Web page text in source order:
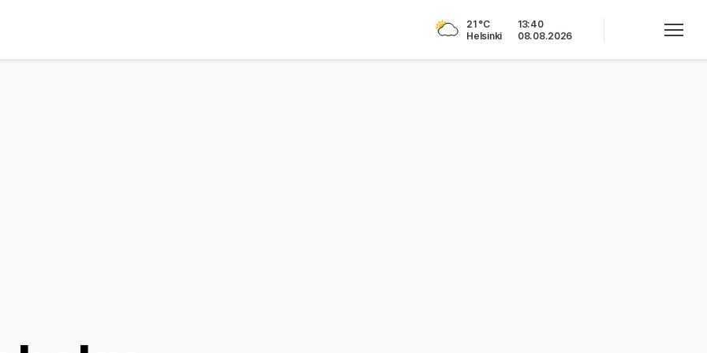
21 °C
Helsinki
13:40
08.08.2026